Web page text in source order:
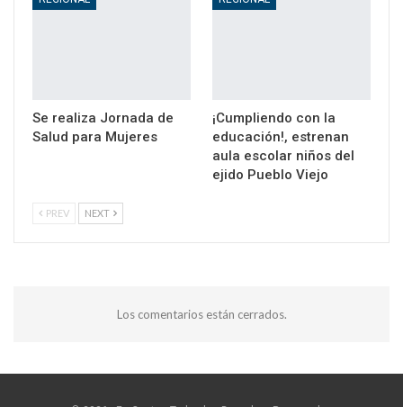
Se realiza Jornada de
Salud para Mujeres
¡Cumpliendo con la
educación!, estrenan
aula escolar niños del
ejido Pueblo Viejo
PREV NEXT
Los comentarios están cerrados.